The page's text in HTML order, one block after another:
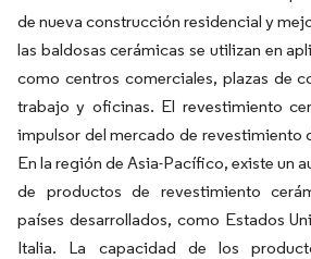
de nueva construcción residencial y
las baldosas cerámicas se utilizan en
como centros comerciales, plazas de
trabajo y oficinas. El revestimiento
impulsor del mercado de revestimiento
En la región de Asia-Pacífico, existe un
de productos de revestimiento
países desarrollados, como Estados
Italia. La capacidad de los